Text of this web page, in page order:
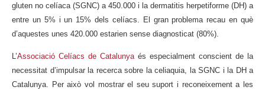
gluten no celíaca (SGNC) a 450.000 i la dermatitis herpetiforme (DH) a
entre un 5% i un 15% dels celíacs. El gran problema recau en què
d’aquestes unes 420.000 estarien sense diagnosticat (80%).
L’Associació Celíacs de Catalunyaés especialment conscient de la
necessitat d’impulsar la recerca sobre la celiaquia, la SGNC i la DH a
Catalunya. Per això vol mostrar el seu suport i reconeixement a les